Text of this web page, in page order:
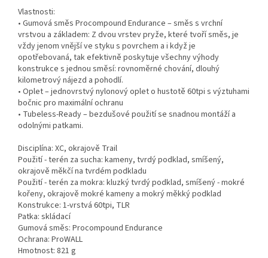
Vlastnosti:
• Gumová směs Procompound Endurance – směs s vrchní
vrstvou a základem: Z dvou vrstev pryže, které tvoří směs, je
vždy jenom vnější ve styku s povrchem a i když je
opotřebovaná, tak efektivně poskytuje všechny výhody
konstrukce s jednou směsí: rovnoměrné chování, dlouhý
kilometrový nájezd a pohodlí.
• Oplet – jednovrstvý nylonový oplet o hustotě 60tpi s výztuhami
bočnic pro maximální ochranu
• Tubeless-Ready – bezdušové použití se snadnou montáží a
odolnými patkami.
Disciplína: XC, okrajově Trail
Použití - terén za sucha: kameny, tvrdý podklad, smíšený,
okrajově měkčí na tvrdém podkladu
Použití - terén za mokra: kluzký tvrdý podklad, smíšený - mokré
kořeny, okrajově mokré kameny a mokrý měkký podklad
Konstrukce: 1-vrstvá 60tpi, TLR
Patka: skládací
Gumová směs: Procompound Endurance
Ochrana: ProWALL
Hmotnost: 821 g